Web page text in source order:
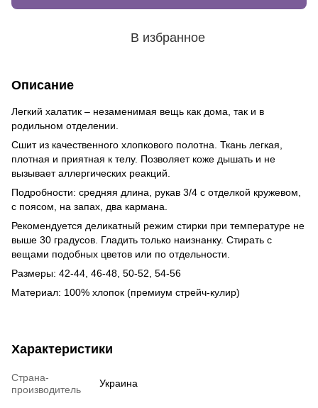
В избранное
Описание
Легкий халатик – незаменимая вещь как дома, так и в
родильном отделении.
Сшит из качественного хлопкового полотна. Ткань легкая,
плотная и приятная к телу. Позволяет коже дышать и не
вызывает аллергических реакций.
Подробности: средняя длина, рукав 3/4 с отделкой кружевом,
с поясом, на запах, два кармана.
Рекомендуется деликатный режим стирки при температуре не
выше 30 градусов. Гладить только наизнанку. Стирать с
вещами подобных цветов или по отдельности.
Размеры: 42-44, 46-48, 50-52, 54-56
Материал: 100% хлопок (премиум стрейч-кулир)
Характеристики
Страна-
производитель
Украина